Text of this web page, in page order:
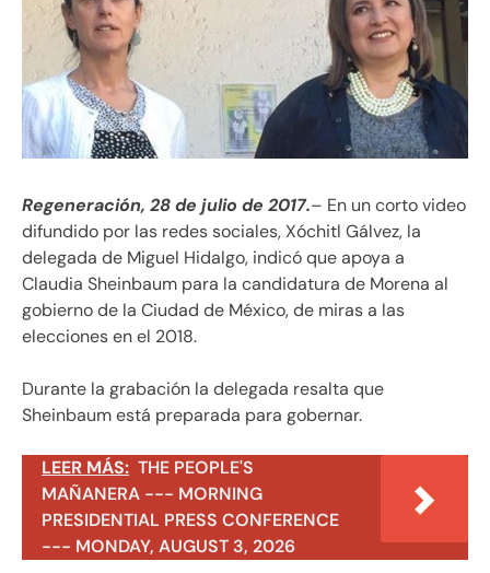
Regeneración, 28 de julio de 2017.– En un corto video
difundido por las redes sociales, Xóchitl Gálvez, la
delegada de Miguel Hidalgo, indicó que apoya a
Claudia Sheinbaum para la candidatura de Morena al
gobierno de la Ciudad de México, de miras a las
elecciones en el 2018.
Durante la grabación la delegada resalta que
Sheinbaum está preparada para gobernar.
LEER MÁS: THE PEOPLE'S
MAÑANERA --- MORNING
PRESIDENTIAL PRESS CONFERENCE
--- MONDAY, AUGUST 3, 2026